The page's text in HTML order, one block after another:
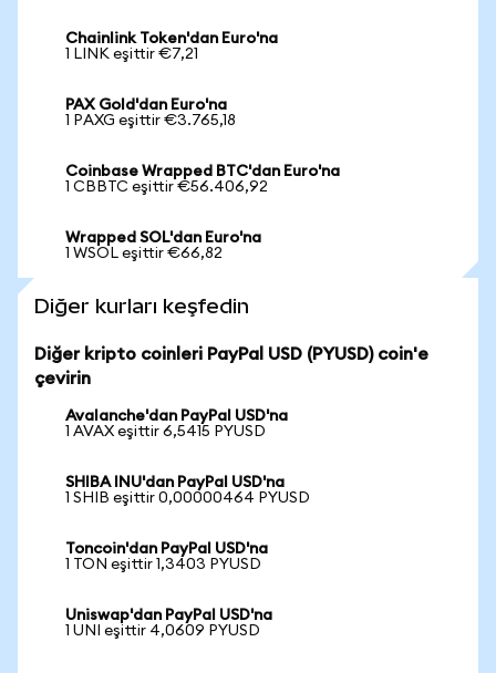
Chainlink Token'dan Euro'na
1 LINK eşittir €7,21
PAX Gold'dan Euro'na
1 PAXG eşittir €3.765,18
Coinbase Wrapped BTC'dan Euro'na
1 CBBTC eşittir €56.406,92
Wrapped SOL'dan Euro'na
1 WSOL eşittir €66,82
Diğer kurları keşfedin
Diğer kripto coinleri PayPal USD (PYUSD) coin'e
çevirin
Avalanche'dan PayPal USD'na
1 AVAX eşittir 6,5415 PYUSD
SHIBA INU'dan PayPal USD'na
1 SHIB eşittir 0,00000464 PYUSD
Toncoin'dan PayPal USD'na
1 TON eşittir 1,3403 PYUSD
Uniswap'dan PayPal USD'na
1 UNI eşittir 4,0609 PYUSD